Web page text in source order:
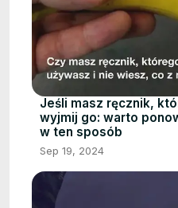
Jeśli masz ręcznik,
wyjmij go: warto
w ten sposób
Sep 19, 2024